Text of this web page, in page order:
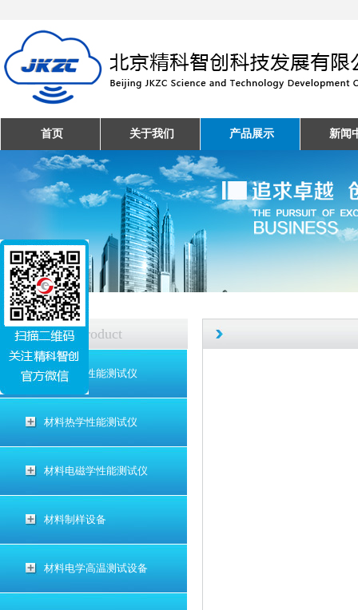
首页 关于我们 产品展示 新闻
产品中心 Product
材料电学性能测试仪
材料热学性能测试仪
材料电磁学性能测试仪
材料制样设备
材料电学高温测试设备